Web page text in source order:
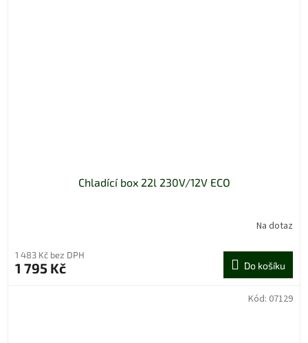
Chladící box 22l 230V/12V ECO
Na dotaz
1 483 Kč bez DPH
1 795 Kč Do košíku
Kód: 07129